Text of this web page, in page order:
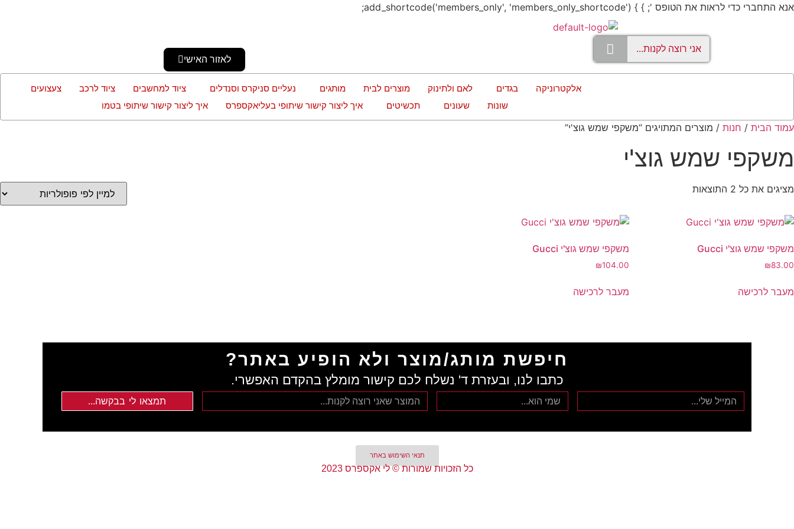
אנא התחברי כדי לראות את הטופס '; } } add_shortcode('members_only', 'members_only_shortcode');
לאזור האישי
אלקטרוניקה בגדים לאם ולתינוק מוצרים לבית מותגים נעליים סניקרס וסנדלים ציוד למחשבים ציוד לרכב
צעצועים
שונות
שעונים תכשיטים איך ליצור קישור שיתופי בעליאקספרס איך ליצור קישור שיתופי בטמו
עמוד הבית / חנות / מוצרים המתויגים “משקפי שמש גוצ'י”
משקפי שמש גוצ'י
מציגים את כל ⁦2⁩ התוצאות
משקפי שמש גוצ'י Gucci
₪83.00
מעבר לרכישה
משקפי שמש גוצ'י Gucci
₪104.00
מעבר לרכישה
חיפשת מותג/מוצר ולא הופיע באתר?
כתבו לנו, ובעזרת ד' נשלח לכם קישור מומלץ בהקדם האפשרי.
תמצאו לי בבקשה...
תנאי השימוש באתר
כל הזכויות שמורות © לי אקספרס 2023